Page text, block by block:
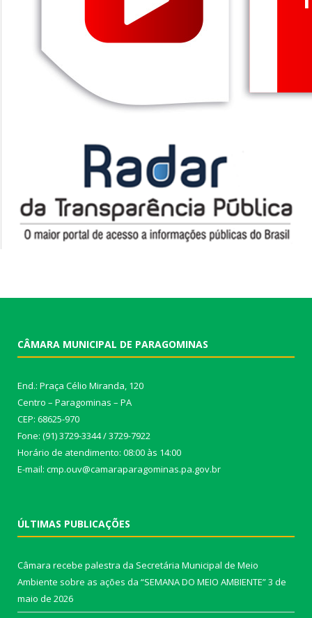
CÂMARA MUNICIPAL DE PARAGOMINAS
End.: Praça Célio Miranda, 120
Centro – Paragominas – PA
CEP: 68625-970
Fone: (91) 3729-3344 / 3729-7922
Horário de atendimento: 08:00 às 14:00
E-mail: cmp.ouv@camaraparagominas.pa.gov.br
ÚLTIMAS PUBLICAÇÕES
Câmara recebe palestra da Secretária Municipal de Meio
Ambiente sobre as ações da “SEMANA DO MEIO AMBIENTE”3 de
maio de 2026